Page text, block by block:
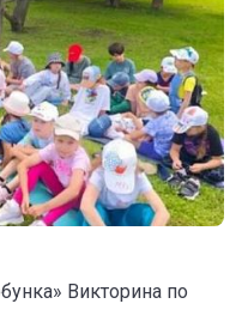
Викторина по